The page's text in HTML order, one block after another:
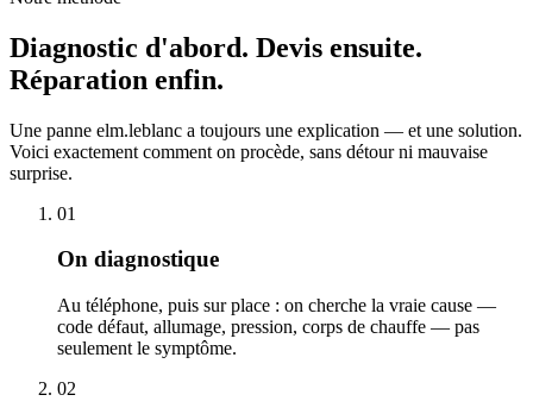
Diagnostic d'abord. Devis ensuite.
Réparation enfin.
Une panne elm.leblanc a toujours une explication — et une solution.
Voici exactement comment on procède, sans détour ni mauvaise
surprise.
01
On diagnostique
Au téléphone, puis sur place : on cherche la vraie cause —
code défaut, allumage, pression, corps de chauffe — pas
seulement le symptôme.
02